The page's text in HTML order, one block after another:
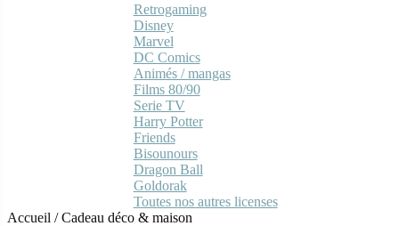
Retrogaming
Disney
Marvel
DC Comics
Animés / mangas
Films 80/90
Serie TV
Harry Potter
Friends
Bisounours
Dragon Ball
Goldorak
Toutes nos autres licenses
Accueil /Cadeau déco & maison